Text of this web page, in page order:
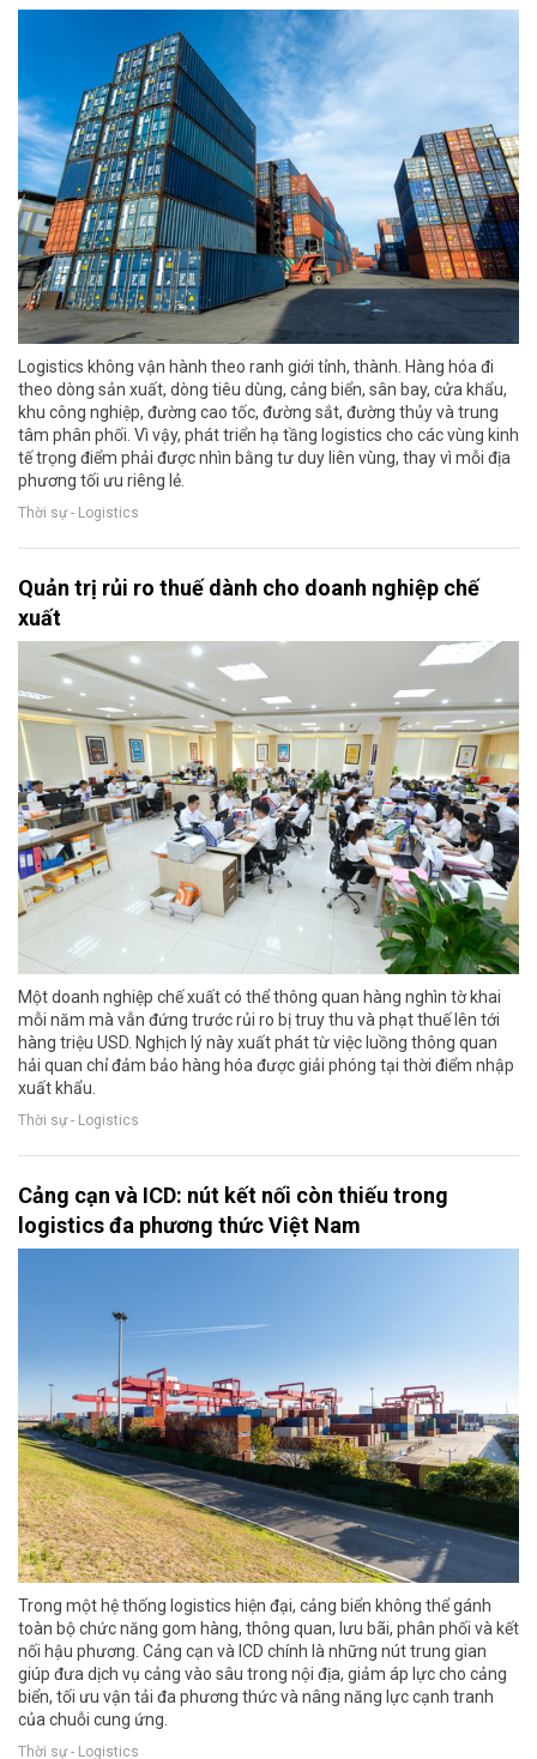
Logistics không vận hành theo ranh giới tỉnh, thành. Hàng hóa đi
theo dòng sản xuất, dòng tiêu dùng, cảng biển, sân bay, cửa khẩu,
khu công nghiệp, đường cao tốc, đường sắt, đường thủy và trung
tâm phân phối. Vì vậy, phát triển hạ tầng logistics cho các vùng kinh
tế trọng điểm phải được nhìn bằng tư duy liên vùng, thay vì mỗi địa
phương tối ưu riêng lẻ.
Thời sự - Logistics
Quản trị rủi ro thuế dành cho doanh nghiệp chế
xuất
Một doanh nghiệp chế xuất có thể thông quan hàng nghìn tờ khai
mỗi năm mà vẫn đứng trước rủi ro bị truy thu và phạt thuế lên tới
hàng triệu USD. Nghịch lý này xuất phát từ việc luồng thông quan
hải quan chỉ đảm bảo hàng hóa được giải phóng tại thời điểm nhập
xuất khẩu.
Thời sự - Logistics
Cảng cạn và ICD: nút kết nối còn thiếu trong
logistics đa phương thức Việt Nam
Trong một hệ thống logistics hiện đại, cảng biển không thể gánh
toàn bộ chức năng gom hàng, thông quan, lưu bãi, phân phối và kết
nối hậu phương. Cảng cạn và ICD chính là những nút trung gian
giúp đưa dịch vụ cảng vào sâu trong nội địa, giảm áp lực cho cảng
biển, tối ưu vận tải đa phương thức và nâng năng lực cạnh tranh
của chuỗi cung ứng.
Thời sự - Logistics